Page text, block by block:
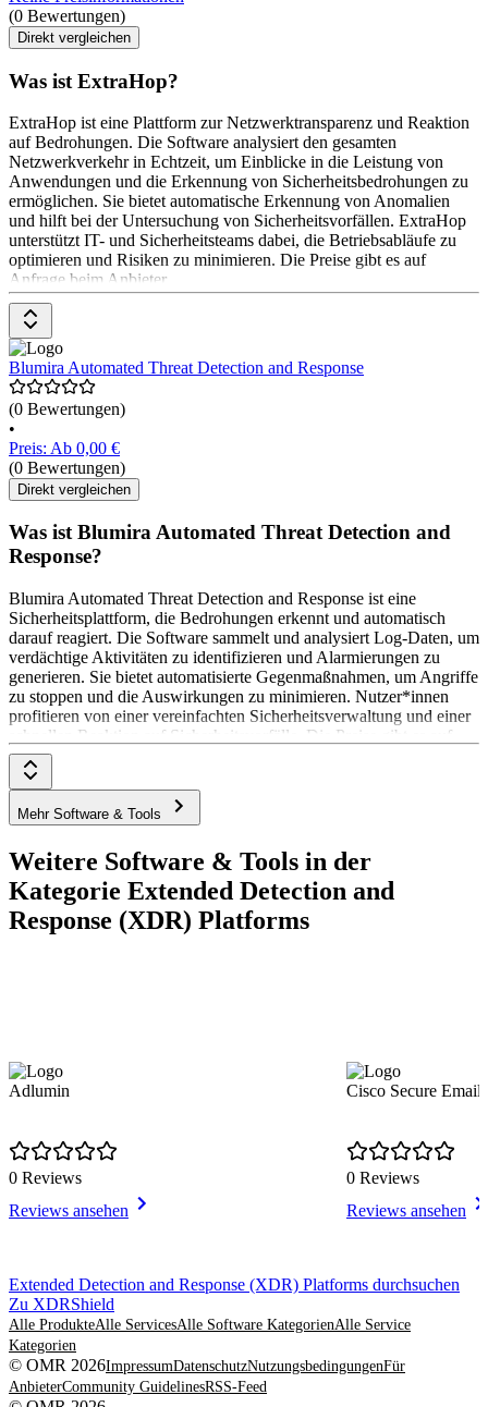
(0 Bewertungen)
Direkt vergleichen
Was ist ExtraHop?
ExtraHop ist eine Plattform zur Netzwerktransparenz und Reaktion
auf Bedrohungen. Die Software analysiert den gesamten
Netzwerkverkehr in Echtzeit, um Einblicke in die Leistung von
Anwendungen und die Erkennung von Sicherheitsbedrohungen zu
ermöglichen. Sie bietet automatische Erkennung von Anomalien
und hilft bei der Untersuchung von Sicherheitsvorfällen. ExtraHop
unterstützt IT- und Sicherheitsteams dabei, die Betriebsabläufe zu
optimieren und Risiken zu minimieren. Die Preise gibt es auf
Anfrage beim Anbieter.
Blumira Automated Threat Detection and Response
(0 Bewertungen)
•
Preis: Ab 0,00 €
(0 Bewertungen)
Direkt vergleichen
Was ist Blumira Automated Threat Detection and
Response?
Blumira Automated Threat Detection and Response ist eine
Sicherheitsplattform, die Bedrohungen erkennt und automatisch
darauf reagiert. Die Software sammelt und analysiert Log-Daten, um
verdächtige Aktivitäten zu identifizieren und Alarmierungen zu
generieren. Sie bietet automatisierte Gegenmaßnahmen, um Angriffe
zu stoppen und die Auswirkungen zu minimieren. Nutzer*innen
profitieren von einer vereinfachten Sicherheitsverwaltung und einer
schnellen Reaktion auf Sicherheitsvorfälle. Die Preise gibt es auf
Anfrage beim Anbieter.
Mehr Software & Tools
Weitere Software & Tools in der
Kategorie Extended Detection and
Response (XDR) Platforms
Adlumin
0 Reviews
Reviews ansehen
Cisco Secure Email
0 Reviews
Reviews ansehen
Item
1
of
8
Extended Detection and Response (XDR) Platforms durchsuchen
Zu XDRShield
Alle ProdukteAlle ServicesAlle Software KategorienAlle Service
Kategorien
© OMR 2026ImpressumDatenschutzNutzungsbedingungenFür
AnbieterCommunity GuidelinesRSS-Feed